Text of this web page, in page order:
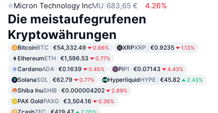
Micron Technology IncMU 683,65 € 4.26%
Die meistaufegrufenen
Kryptowährungen
BitcoinBTC €54,332.49 0.66% XRPXRP €0.9235 1.13%
EthereumETH €1,596.53 0.77%
CardanoADA €0.1639 0.45% PiPI €0.07143 4.43%
SolanaSOL €62.79 0.77% HyperliquidHYPE €45.82 2.43%
Shiba InuSHIB €0.000004202 2.89%
PAX GoldPAXG €3,504.16 0.36%